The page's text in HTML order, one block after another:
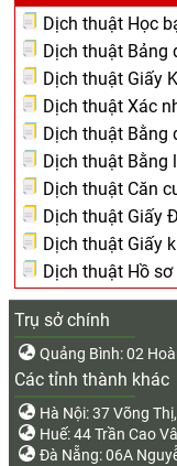
Dịch thuật Học
Dịch thuật Bảng
Dịch thuật Giấy
Dịch thuật Xác
Dịch thuật Bằng
Dịch thuật Bằng
Dịch thuật Căn
Dịch thuật Giấy
Dịch thuật Giấy
Dịch thuật Hồ
Trụ sở chính
Quảng Bình: 02
Các tỉnh thành khác
Hà Nội: 37 Võng
Huế: 44 Trần Cao
Đà Nẵng: 06A